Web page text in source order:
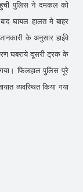
पुलिस ने दमकल को
घायल हालत मे बाहर
के अनुसार हाईवे
घबराये दूसरी ट्रक के
फिलहाल पुलिस पूरे
व्यवस्थित किया गया